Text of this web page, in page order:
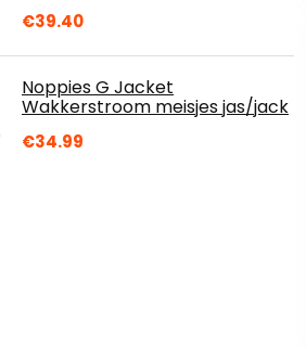
€39.40
Noppies G Jacket
Wakkerstroom meisjes jas/jack
€34.99